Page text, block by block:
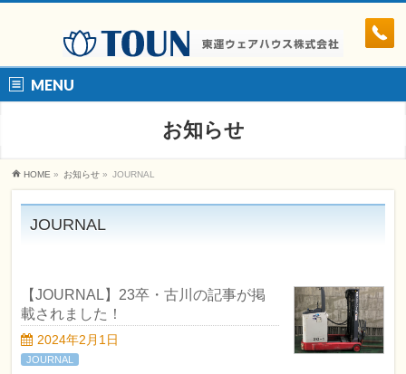
MENU
お知らせ
HOME » お知らせ » JOURNAL
JOURNAL
【JOURNAL】23卒・古川の記事が掲
載されました！
2024年2月1日
JOURNAL